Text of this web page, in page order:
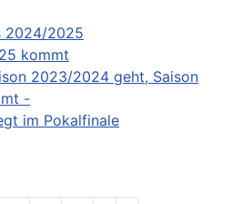
2024/2025
kommt
2023/2024 geht, Saison
-
im Pokalfinale